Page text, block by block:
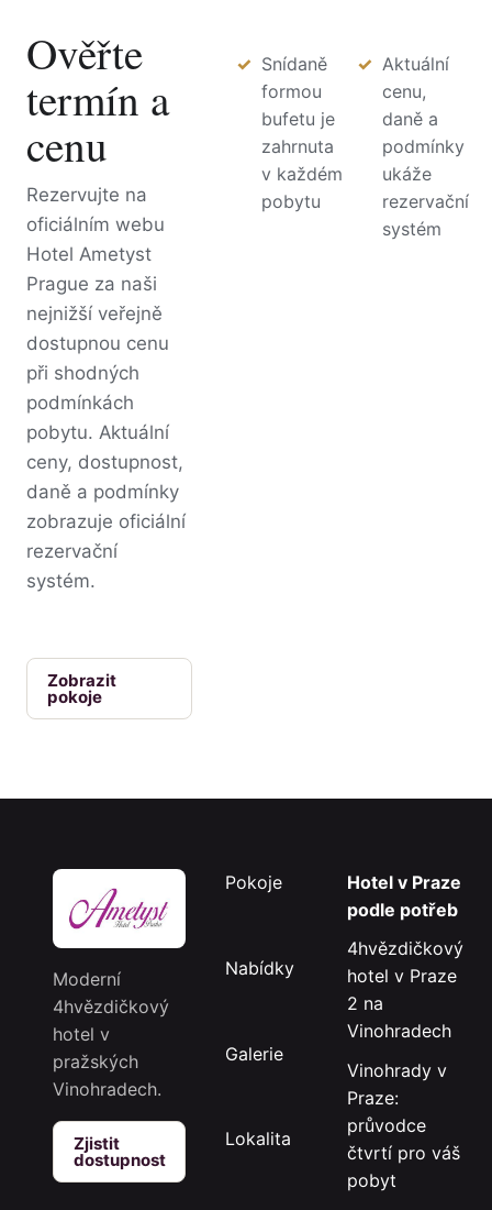
Ověřte
termín a
cenu
Rezervujte na
oficiálním webu
Hotel Ametyst
Prague za naši
nejnižší veřejně
dostupnou cenu
při shodných
podmínkách
pobytu. Aktuální
ceny, dostupnost,
daně a podmínky
zobrazuje oficiální
rezervační
systém.
Snídaně
formou
bufetu je
zahrnuta
v každém
pobytu
Aktuální
cenu,
daně a
podmínky
ukáže
rezervační
systém
Zobrazit
pokoje
Moderní
4hvězdičkový
hotel v
pražských
Vinohradech.
Zjistit
dostupnost
Pokoje
Nabídky
Galerie
Lokalita
Hotel v Praze
podle potřeb
4hvězdičkový
hotel v Praze
2 na
Vinohradech
Vinohrady v
Praze:
průvodce
čtvrtí pro váš
pobyt